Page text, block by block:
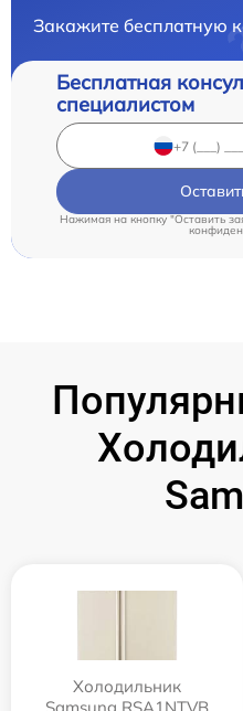
Закажите бесплатную
Бесплатная
специалистом
Нажимая на кнопку "Оставить
Холодильник